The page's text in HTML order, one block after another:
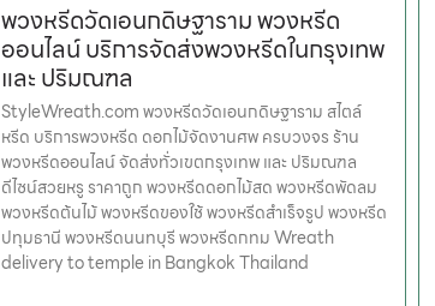
พวงหรีดวัดเอนกดิษฐาราม พวงหรีด
ออนไลน์ บริการจัดส่งพวงหรีดในกรุงเทพ
และ ปริมณฑล
StyleWreath.com พวงหรีดวัดเอนกดิษฐาราม สไตล์
หรีด บริการพวงหรีด ดอกไม้จัดงานศพ ครบวงจร ร้าน
พวงหรีดออนไลน์ จัดส่งทั่วเขตกรุงเทพ และ ปริมณฑล
ดีไซน์สวยหรู ราคาถูก พวงหรีดดอกไม้สด พวงหรีดพัดลม
พวงหรีดต้นไม้ พวงหรีดของใช้ พวงหรีดสำเร็จรูป พวงหรีด
ปทุมธานี พวงหรีดนนทบุรี พวงหรีดกทม Wreath
delivery to temple in Bangkok Thailand